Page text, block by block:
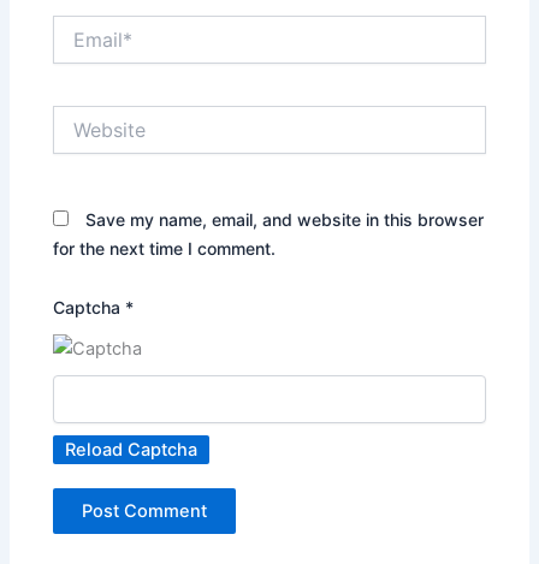
Save my name, email, and website in this browser
for the next time I comment.
Captcha *
Reload Captcha